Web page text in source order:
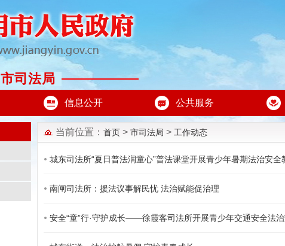
市司法局
信息公开 公共服务
当前位置： 首页 > 市司法局 > 工作动态
城东司法所“夏日普法润童心”普法课堂开展青少年暑期法治安全
南闸司法所：援法议事解民忧 法治赋能促治理
安全“童”行·守护成长——徐霞客司法所开展青少年交通安全法